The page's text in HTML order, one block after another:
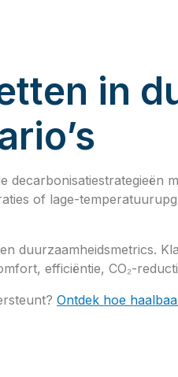
in
decarbonisatiestrategieën
of lage-
duurzaamheidsmetrics.
efficiëntie, CO₂-
Ontdek hoe